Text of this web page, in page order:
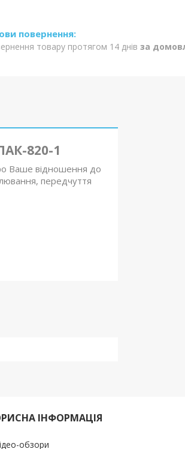
товару протягом 14 днів за
820-1
Ваше відношення до
передчуття
ІНФОРМАЦІЯ
обзори